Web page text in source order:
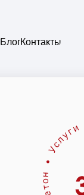
БлогКонтакты